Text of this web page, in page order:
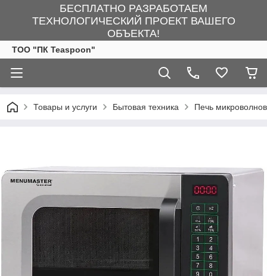
БЕСПЛАТНО РАЗРАБОТАЕМ
ТЕХНОЛОГИЧЕСКИЙ ПРОЕКТ ВАШЕГО
ОБЪЕКТА!
ТОО "ПК Teaspoon"
Товары и услуги Бытовая техника Печь